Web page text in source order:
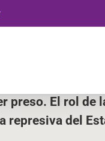
preso. El rol de
represiva del